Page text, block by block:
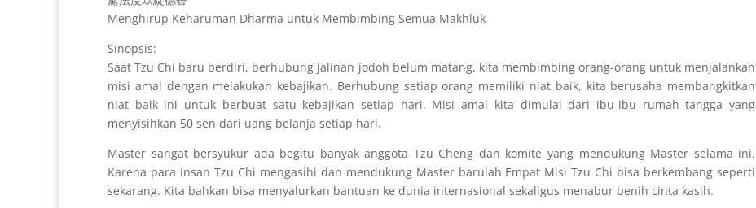
Menghirup Keharuman Dharma untuk Membimbing Semua Makhluk
Sinopsis:
Saat Tzu Chi baru berdiri, berhubung jalinan jodoh belum matang, kita membimbing orang-orang untuk menjalankan
misi amal dengan melakukan kebajikan. Berhubung setiap orang memiliki niat baik, kita berusaha membangkitkan
niat baik ini untuk berbuat satu kebajikan setiap hari. Misi amal kita dimulai dari ibu-ibu rumah tangga yang
menyisihkan 50 sen dari uang belanja setiap hari.
Master sangat bersyukur ada begitu banyak anggota Tzu Cheng dan komite yang mendukung Master selama ini.
Karena para insan Tzu Chi mengasihi dan mendukung Master barulah Empat Misi Tzu Chi bisa berkembang seperti
sekarang. Kita bahkan bisa menyalurkan bantuan ke dunia internasional sekaligus menabur benih cinta kasih.